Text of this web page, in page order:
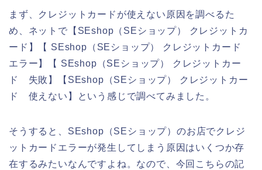
まず、クレジットカードが使えない原因を調べるた
め、ネットで【SEshop（SEショップ） クレジットカ
ード】【 SEshop（SEショップ） クレジットカード
エラー】【 SEshop（SEショップ） クレジットカー
ド 失敗】【SEshop（SEショップ） クレジットカー
ド 使えない】という感じで調べてみました。
そうすると、SEshop（SEショップ）のお店でクレジ
ットカードエラーが発生してしまう原因はいくつか存
在するみたいなんですよね。なので、今回こちらの記